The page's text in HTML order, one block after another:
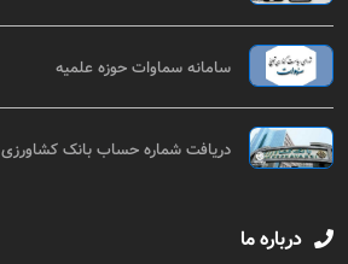
سامانه سماوات حوزه علمیه
دریافت شماره حساب بانک کشاورزی
درباره ما